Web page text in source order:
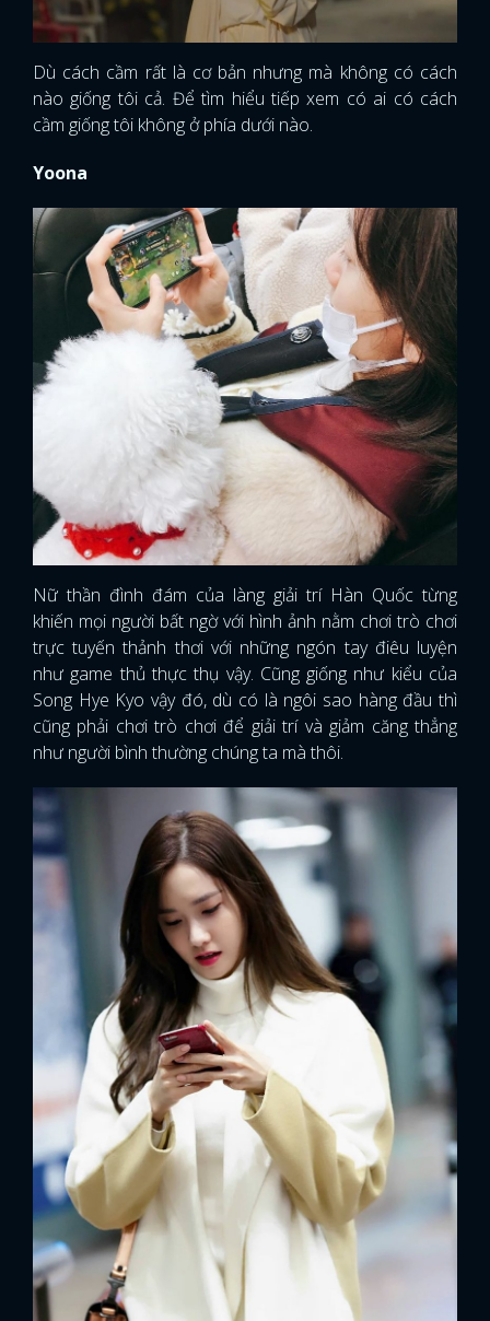
Dù cách cầm rất là cơ bản nhưng mà không có cách
nào giống tôi cả. Để tìm hiểu tiếp xem có ai có cách
cầm giống tôi không ở phía dưới nào.
Yoona
Nữ thần đình đám của làng giải trí Hàn Quốc từng
khiến mọi người bất ngờ với hình ảnh nằm chơi trò chơi
trực tuyến thảnh thơi với những ngón tay điêu luyện
như game thủ thực thụ vậy. Cũng giống như kiểu của
Song Hye Kyo vậy đó, dù có là ngôi sao hàng đầu thì
cũng phải chơi trò chơi để giải trí và giảm căng thẳng
như người bình thường chúng ta mà thôi.